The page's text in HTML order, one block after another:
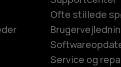
Ofte stillede
Service og